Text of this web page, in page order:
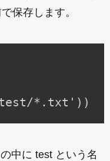
保存します。
中に test という名